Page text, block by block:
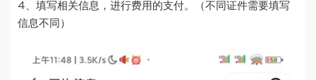
4、填写相关信息，进行费用的支付。（不同证件需要填写
信息不同）